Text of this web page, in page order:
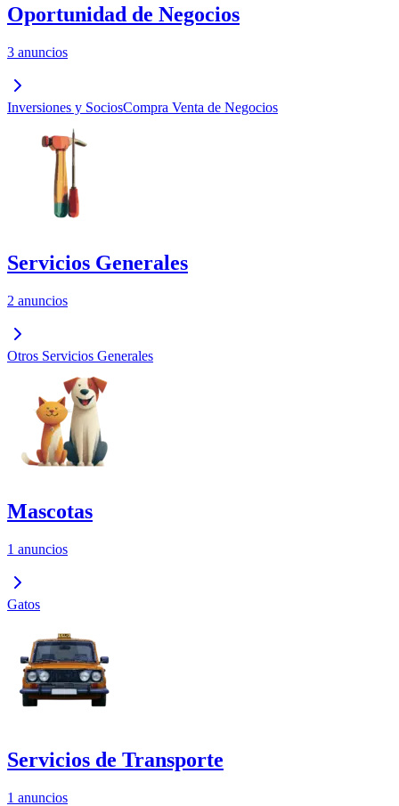
Oportunidad de Negocios
3 anuncios
Inversiones y SociosCompra Venta de Negocios
Servicios Generales
2 anuncios
Otros Servicios Generales
Mascotas
1 anuncios
Gatos
Servicios de Transporte
1 anuncios